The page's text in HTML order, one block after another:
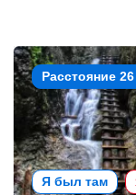
Расстояние
Я был там